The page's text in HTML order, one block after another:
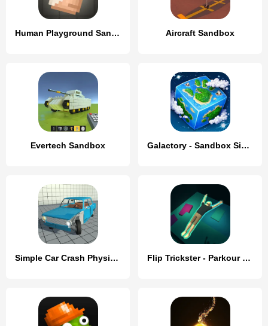
Human Playground Sandbox Aircraft Sandbox
Evertech Sandbox Galactory - Sandbox Simulator
Simple Car Crash Physics Sim Flip Trickster - Parkour Simul